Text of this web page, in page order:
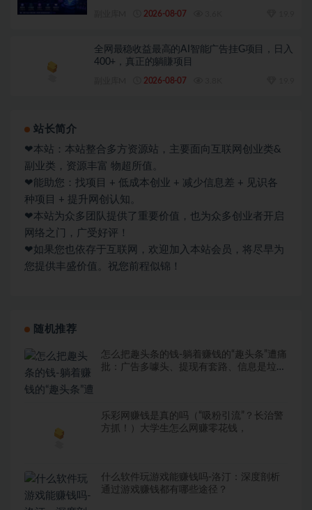
2026-08-07
全网最稳收益最高的AI智能广告挂G项目，日入
400+，真正的躺賺项目
2026-08-07
站长简介
❤本站：本站整合多方资源站，主要面向互联网创业类&
副业类，资源丰富 物超所值。
❤能助您：找项目 + 低成本创业 + 减少信息差 + 见识各
种项目 + 提升网创认知。
❤本站为众多团队提供了重要价值，也为众多创业者开启
网络之门，广受好评！
❤如果您也依存于互联网，欢迎加入本站会员，将尽早为
您提供丰盛价值。祝您前程似锦！
随机推荐
怎么把趣头条的钱-躺着赚钱的“趣头条”遭痛
批：广告多噱头、提现有套路、信息是垃
乐彩网赚钱是真的吗（“吸粉引流”？长治警
方抓！）大学生怎么网赚零花钱，
什么软件玩游戏能赚钱吗-洛汀：深度剖析
通过游戏赚钱都有哪些途径？